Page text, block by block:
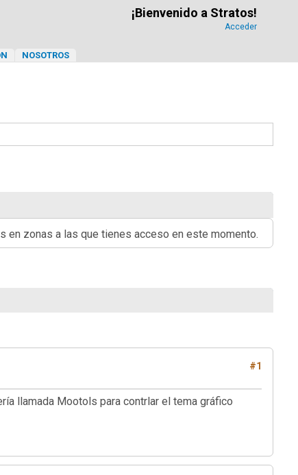
¡Bienvenido a Stratos!
Acceder
NOSOTROS
zonas a las que tienes acceso en este momento.
#1
llamada Mootols para contrlar el tema gráfico